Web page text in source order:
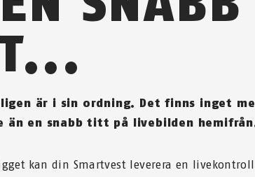
är i sin ordning. Det finns inget
än en snabb titt på livebilden
kan din Smartvest leverera en